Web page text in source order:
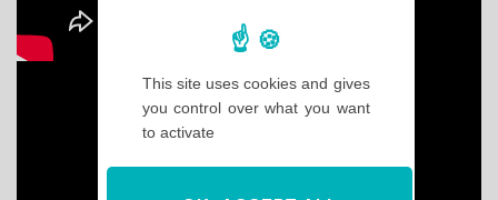
This site uses cookies and gives
you control over what you want
to activate